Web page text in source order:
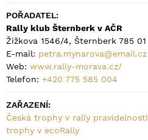
POŘADATEL:
Rally klub Šternberk v AČR
Žižkova 1546/4, Šternberk 785 01
E-mail: petra.mynarova@email.cz
Web: www.rally-morava.cz/
Telefon: +420 775 585 004
ZAŘAZENÍ:
Česká trophy v rally pravidelnosti
trophy v ecoRally